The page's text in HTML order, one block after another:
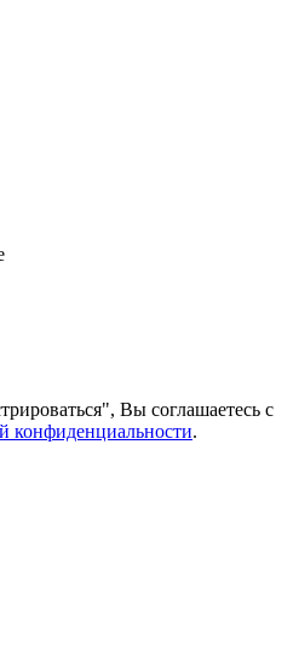
Вы соглашаетесь с
конфиденциальности.